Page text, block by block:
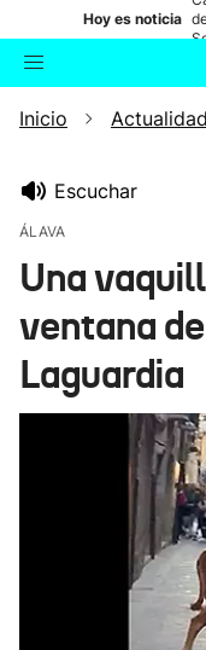
Hoy es noticia
Buscador
Inicio Actualidad
Escuchar
ÁLAVA
Una
ventana
Laguardia